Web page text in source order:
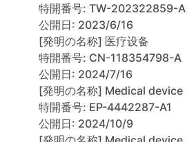
特開番号: TW-202322859-A
公開日: 2023/6/16
[発明の名称] 医疗设备
特開番号: CN-118354798-A
公開日: 2024/7/16
[発明の名称] Medical device
特開番号: EP-4442287-A1
公開日: 2024/10/9